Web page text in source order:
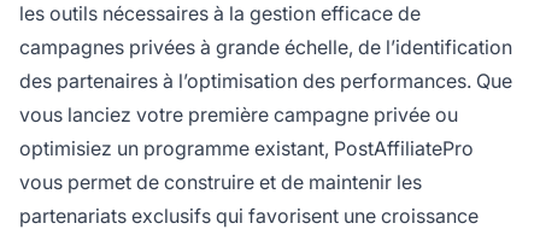
les outils nécessaires à la gestion efficace de
campagnes privées à grande échelle, de l’identification
des partenaires à l’optimisation des performances. Que
vous lanciez votre première campagne privée ou
optimisiez un programme existant, PostAffiliatePro
vous permet de construire et de maintenir les
partenariats exclusifs qui favorisent une croissance